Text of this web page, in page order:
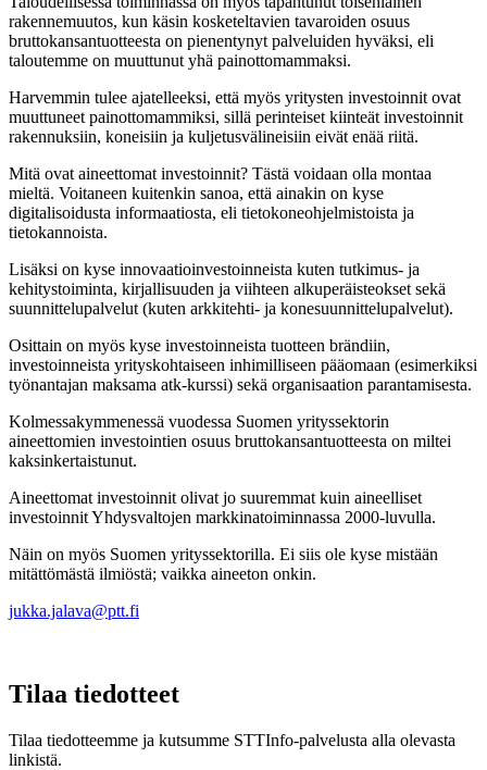
rakennemuutos, kun käsin kosketeltavien tavaroiden osuus
bruttokansantuotteesta on pienentynyt palveluiden hyväksi, eli
taloutemme on muuttunut yhä painottomammaksi.
Harvemmin tulee ajatelleeksi, että myös yritysten investoinnit ovat
muuttuneet painottomammiksi, sillä perinteiset kiinteät investoinnit
rakennuksiin, koneisiin ja kuljetusvälineisiin eivät enää riitä.
Mitä ovat aineettomat investoinnit? Tästä voidaan olla montaa
mieltä. Voitaneen kuitenkin sanoa, että ainakin on kyse
digitalisoidusta informaatiosta, eli tietokoneohjelmistoista ja
tietokannoista.
Lisäksi on kyse innovaatioinvestoinneista kuten tutkimus- ja
kehitystoiminta, kirjallisuuden ja viihteen alkuperäisteokset sekä
suunnittelupalvelut (kuten arkkitehti- ja konesuunnittelupalvelut).
Osittain on myös kyse investoinneista tuotteen brändiin,
investoinneista yrityskohtaiseen inhimilliseen pääomaan (esimerkiksi
työnantajan maksama atk-kurssi) sekä organisaation parantamisesta.
Kolmessakymmenessä vuodessa Suomen yrityssektorin
aineettomien investointien osuus bruttokansantuotteesta on miltei
kaksinkertaistunut.
Aineettomat investoinnit olivat jo suuremmat kuin aineelliset
investoinnit Yhdysvaltojen markkinatoiminnassa 2000-luvulla.
Näin on myös Suomen yrityssektorilla. Ei siis ole kyse mistään
mitättömästä ilmiöstä; vaikka aineeton onkin.
jukka.jalava@ptt.fi
Tilaa tiedotteet
Tilaa tiedotteemme ja kutsumme STTInfo-palvelusta alla olevasta
linkistä.